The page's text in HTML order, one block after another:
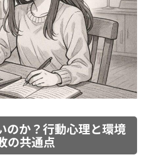
のか？行動心理と環境
の共通点